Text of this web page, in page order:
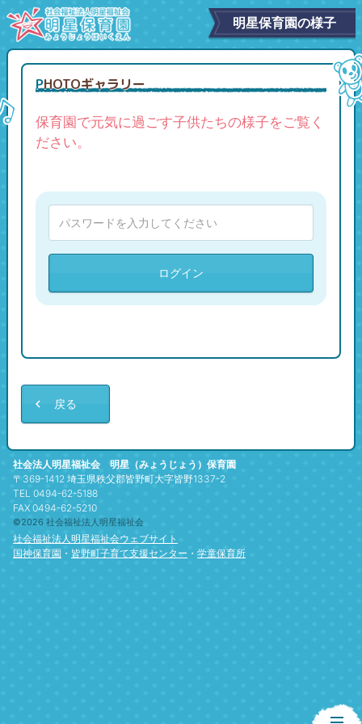
明星保育園の様子
PHOTOギャラリー
保育園で元気に過ごす子供たちの様子をご覧く
ださい。
戻る
社会法人明星福祉会 明星（みょうじょう）保育園
〒369-1412 埼玉県秩父郡皆野町大字皆野1337-2
TEL 0494-62-5188
FAX 0494-62-5210
©2026 社会福祉法人明星福祉会
社会福祉法人明星福祉会ウェブサイト
国神保育園 ・ 皆野町子育て支援センター ・ 学童保育所